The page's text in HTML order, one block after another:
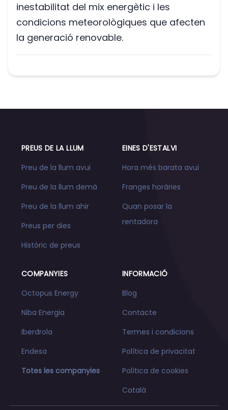
inestabilitat del mix energètic i les
condicions meteorològiques que afecten
la generació renovable.
PREUS DE LA LLUM
Preu de la llum avui
Preu de la llum demà
Preu de la llum ahir
Preus per dies
Històric de preus
EINES D'ESTALVI
Hora més barata avui
Franges horàries
Quan posar la
rentadora
COMPANYIES
Octopus Energy
Niba Energia
Iberdrola
Endesa
Totes les companyies
INFORMACIÓ
Blog
Contacte
Termes i condicions
Política de privacitat
Política de cookies
Català